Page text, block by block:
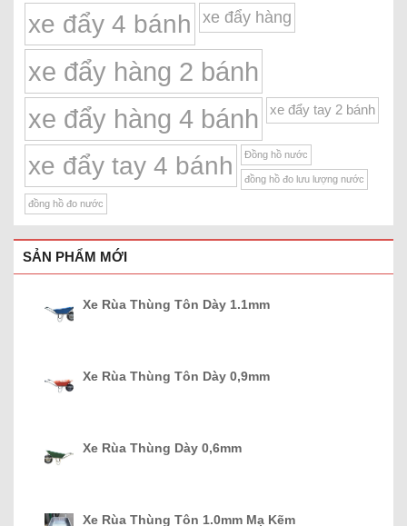
xe đẩy 4 bánh
xe đẩy hàng
xe đẩy hàng 2 bánh
xe đẩy hàng 4 bánh xe đẩy tay 2 bánh
xe đẩy tay 4 bánh Đồng hồ nước
đồng hồ đo lưu lượng nước
đồng hồ đo nước
SẢN PHẨM MỚI
Xe Rùa Thùng Tôn Dày 1.1mm
Xe Rùa Thùng Tôn Dày 0,9mm
Xe Rùa Thùng Dày 0,6mm
Xe Rùa Thùng Tôn 1.0mm Mạ Kẽm